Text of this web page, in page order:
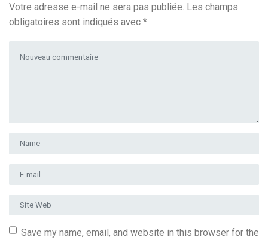
Votre adresse e-mail ne sera pas publiée. Les champs
obligatoires sont indiqués avec *
Prénom et nom
Adresse e-mail
Site Web
Save my name, email, and website in this browser for the